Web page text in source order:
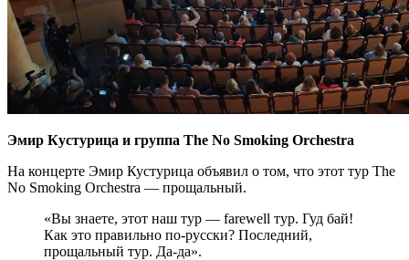
Эмир Кустурица и группа The No Smoking Orchestra
На концерте Эмир Кустурица объявил о том, что этот тур The
No Smoking Orchestra — прощальный.
«Вы знаете, этот наш тур — farewell тур. Гуд бай!
Как это правильно по-русски? Последний,
прощальный тур. Да-да».